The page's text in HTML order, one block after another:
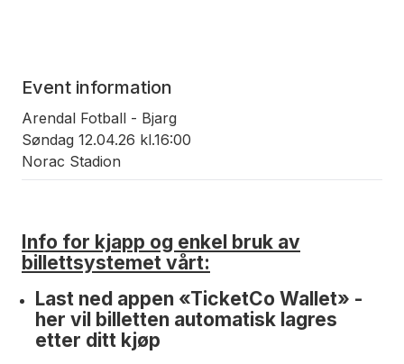
Event information
Arendal Fotball - Bjarg
Søndag 12.04.26 kl.16:00
Norac Stadion
Info for kjapp og enkel bruk av
billettsystemet vårt:
Last ned appen «TicketCo Wallet» -
her vil billetten automatisk lagres
etter ditt kjøp